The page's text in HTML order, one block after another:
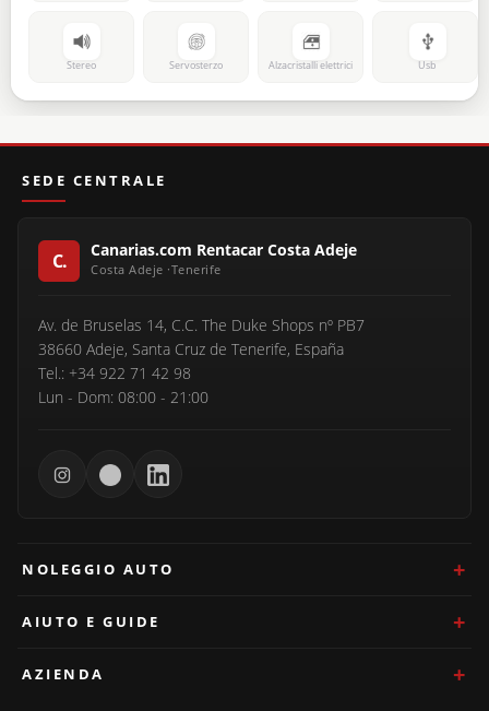
Stereo Servosterzo Alzacristalli elettrici Usb
SEDE CENTRALE
Canarias.com Rentacar Costa Adeje
Av. de Bruselas 14, C.C. The Duke Shops nº PB7
38660 Adeje, Santa Cruz de Tenerife, España
Tel.: +34 922 71 42 98
Lun - Dom: 08:00 - 21:00
NOLEGGIO AUTO
AIUTO E GUIDE
AZIENDA